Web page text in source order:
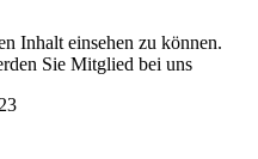
Inhalt einsehen zu können.
Sie Mitglied bei uns